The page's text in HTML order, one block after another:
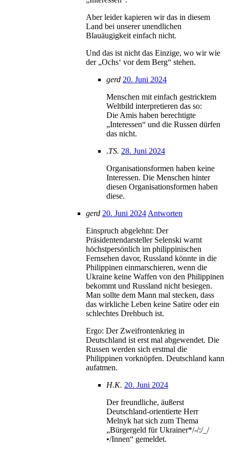
Aber leider kapieren wir das in diesem
Land bei unserer unendlichen
Blauäugigkeit einfach nicht.
Und das ist nicht das Einzige, wo wir wie
der „Ochs‘ vor dem Berg“ stehen.
gerd 20. Juni 2024
Menschen mit einfach gestricktem
Weltbild interpretieren das so:
Die Amis haben berechtigte
„Interessen“ und die Russen dürfen
das nicht.
.TS. 28. Juni 2024
Organisationsformen haben keine
Interessen. Die Menschen hinter
diesen Organisationsformen haben
diese.
gerd 20. Juni 2024 Antworten
Einspruch abgelehnt: Der
Präsidentendarsteller Selenski warnt
höchstpersönlich im philippinischen
Fernsehen davor, Russland könnte in die
Philippinen einmarschieren, wenn die
Ukraine keine Waffen von den Philippinen
bekommt und Russland nicht besiegen.
Man sollte dem Mann mal stecken, dass
das wirkliche Leben keine Satire oder ein
schlechtes Drehbuch ist.
Ergo: Der Zweifrontenkrieg in
Deutschland ist erst mal abgewendet. Die
Russen werden sich erstmal die
Philippinen vorknöpfen. Deutschland kann
aufatmen.
H.K. 20. Juni 2024
Der freundliche, äußerst
Deutschland-orientierte Herr
Melnyk hat sich zum Thema
„Bürgergeld für Ukrainer*/-/:/_/
•/Innen“ gemeldet.